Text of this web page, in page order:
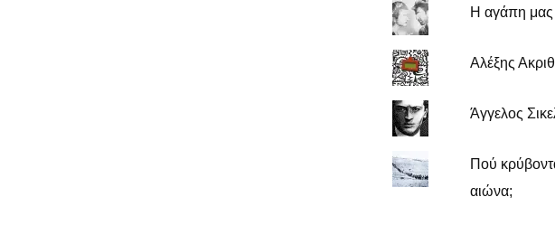
Η αγάπη μας
Αλέξης
Άγγελος
Πού
αιώνα;